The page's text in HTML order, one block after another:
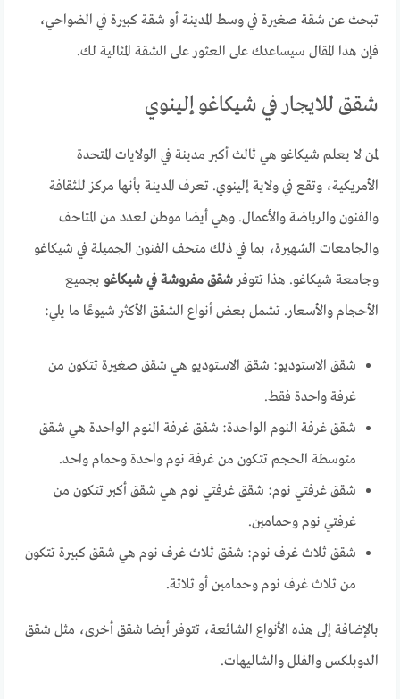
تبحث عن شقة صغيرة في وسط المدينة أو شقة كبيرة في الضواحي،
فإن هذا المقال سيساعدك على العثور على الشقة المثالية لك.
شقق للايجار في شيكاغو إلينوي
لمن لا يعلم شيكاغو هي ثالث أكبر مدينة في الولايات المتحدة
الأمريكية، وتقع في ولاية إلينوي. تعرف المدينة بأنها مركز للثقافة
والفنون والرياضة والأعمال. وهي أيضا موطن لعدد من المتاحف
والجامعات الشهيرة، بما في ذلك متحف الفنون الجميلة في شيكاغو
وجامعة شيكاغو. هذا تتوفرشقق مفروشة في شيكاغو بجميع
الأحجام والأسعار. تشمل بعض أنواع الشقق الأكثر شيوعًا ما يلي:
شقق الاستوديو: شقق الاستوديو هي شقق صغيرة تتكون من
غرفة واحدة فقط.
شقق غرفة النوم الواحدة: شقق غرفة النوم الواحدة هي شقق
متوسطة الحجم تتكون من غرفة نوم واحدة وحمام واحد.
شقق غرفتي نوم: شقق غرفتي نوم هي شقق أكبر تتكون من
غرفتي نوم وحمامين.
شقق ثلاث غرف نوم: شقق ثلاث غرف نوم هي شقق كبيرة تتكون
من ثلاث غرف نوم وحمامين أو ثلاثة.
بالإضافة إلى هذه الأنواع الشائعة، تتوفر أيضا شقق أخرى، مثل شقق
الدوبلكس والفلل والشاليهات.